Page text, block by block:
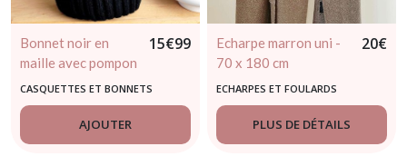
Bonnet noir en
maille avec pompon
marron
15€99
CASQUETTES ET BONNETS
AJOUTER
Echarpe marron uni -
70 x 180 cm
20€
ECHARPES ET FOULARDS
PLUS DE DÉTAILS